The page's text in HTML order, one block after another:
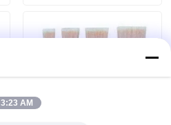
3:23 AM